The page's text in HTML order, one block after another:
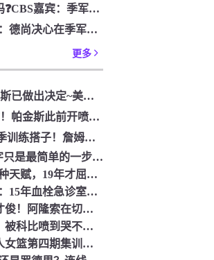
[今日视频]你认同吗❓️CBS嘉宾：季军赛的数据不应算进去，
【好看推荐】队报：德尚决心在季军赛体面告别，不希望以两连败收
更多
【体育资讯】詹姆斯已做出决定~美记：NBA预计会如期公布新赛
【集锦】没有老詹！帕金斯此前开喷：湖人靠东契奇和里夫斯没人会
[体育头条]多年夏季训练搭子！詹姆斯此前已经和马克西一同训练
【有道理嘛?】签字只是最简单的一步！米兰继续补充生力军！
【锡安】莫兰特这种天赋，19年才屈居第二，原来是出了锡安这个
【球迷看点】波什：15年血栓急诊室吸氧看到球队交易，我仍想复
[你怎么看？]青年才俊！阿隆索在切尔西上任后的第七堂训练课！
[篮球]林书豪此前：被科比喷到哭不是真的，但我和他曾五个月没
[球迷报道]中国三人女篮第四期集训开启 全力备战亚运会&奥运